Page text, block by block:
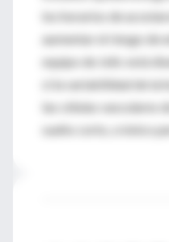
los horarios de
aumentar el riesgo de
equipo de Jelic está
si la variabilidad de la
las células vasculares
sueño corto, crónico